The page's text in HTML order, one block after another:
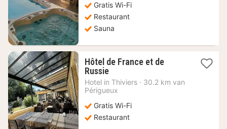
€
Gratis Wi-Fi
Restaurant
Sauna
Hôtel de France et de
Russie1
nacht
vanaf
€
Hotel in Thiviers · 30.2 km van
Périgueux
Gratis Wi-Fi
Restaurant